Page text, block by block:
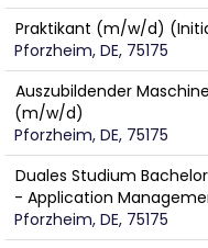
Praktikant (m/w/d)
Pforzheim, DE, 75175
Auszubildender
(m/w/d)
Pforzheim, DE, 75175
Duales Studium
- Application
Pforzheim, DE, 75175